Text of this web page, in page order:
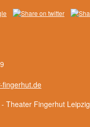
fingerhut.de
Theater Fingerhut Leipzig